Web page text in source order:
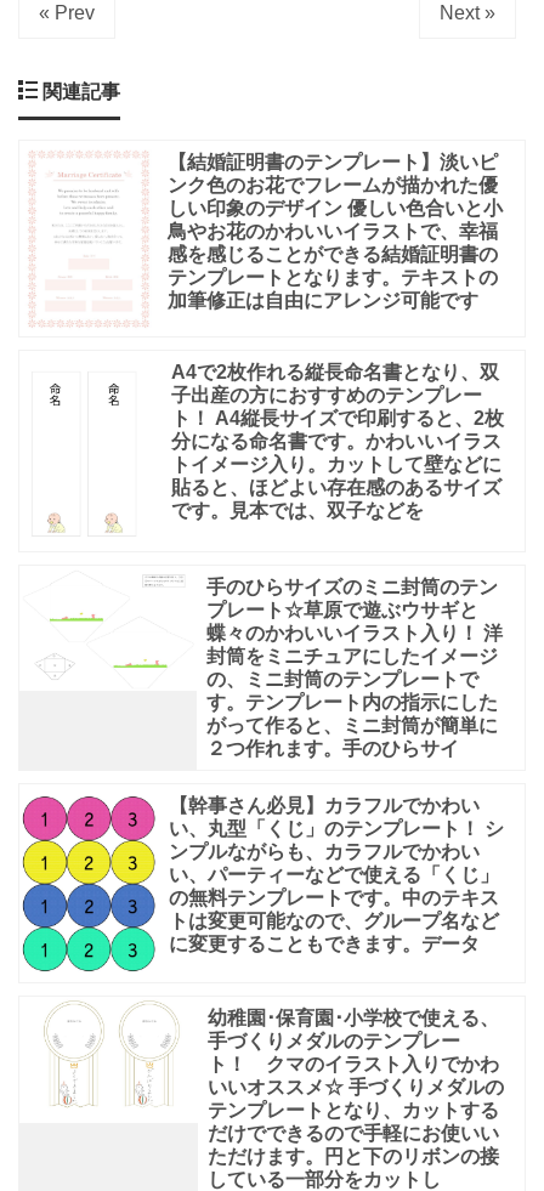
« Prev Next »
関連記事
【結婚証明書のテンプレート】淡いピ
ンク色のお花でフレームが描かれた優
しい印象のデザイン 優しい色合いと小
鳥やお花のかわいいイラストで、幸福
感を感じることができる結婚証明書の
テンプレートとなります。テキストの
加筆修正は自由にアレンジ可能です
A4で2枚作れる縦長命名書となり、双
子出産の方におすすめのテンプレー
ト！ A4縦長サイズで印刷すると、2枚
分になる命名書です。かわいいイラス
トイメージ入り。カットして壁などに
貼ると、ほどよい存在感のあるサイズ
です。見本では、双子などを
手のひらサイズのミニ封筒のテン
プレート☆草原で遊ぶウサギと
蝶々のかわいいイラスト入り！ 洋
封筒をミニチュアにしたイメージ
の、ミニ封筒のテンプレートで
す。テンプレート内の指示にした
がって作ると、ミニ封筒が簡単に
２つ作れます。手のひらサイ
【幹事さん必見】カラフルでかわい
い、丸型「くじ」のテンプレート！ シ
ンプルながらも、カラフルでかわい
い、パーティーなどで使える「くじ」
の無料テンプレートです。中のテキス
トは変更可能なので、グループ名など
に変更することもできます。データ
幼稚園･保育園･小学校で使える、
手づくりメダルのテンプレー
ト！ クマのイラスト入りでかわ
いいオススメ☆ 手づくりメダルの
テンプレートとなり、カットする
だけでできるので手軽にお使いい
ただけます。円と下のリボンの接
している一部分をカットし